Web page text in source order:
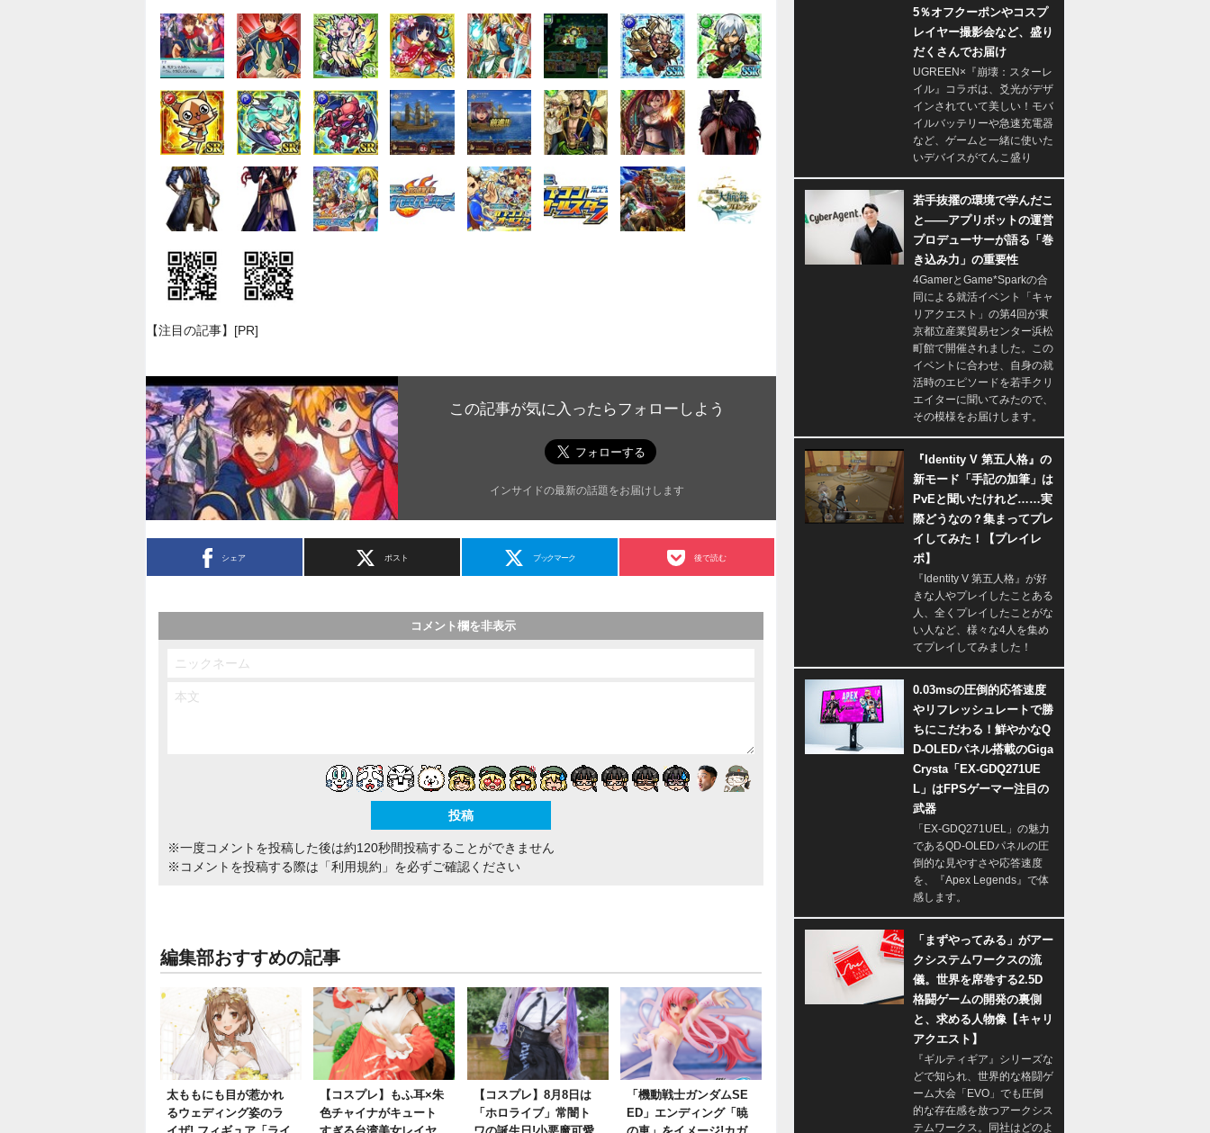
【注目の記事】[PR]
この記事が気に入ったらフォローしよう
インサイドの最新の話題をお届けします
シェア ポスト ブックマーク 後で読む
コメント欄を非表示
※一度コメントを投稿した後は約120秒間投稿することができません
※コメントを投稿する際は 「利用規約」 を必ずご確認ください
編集部おすすめの記事
太ももにも目が惹かれ
るウェディング姿のラ
【コスプレ】もふ耳×朱
色チャイナがキュート
【コスプレ】8月8日は
「ホロライブ」常闇ト
「機動戦士ガンダムSE
ED」エンディング「暁
5％オフクーポンやコスプ
レイヤー撮影会など、盛り
だくさんでお届け
UGREEN×『崩壊：スターレ
イル』コラボは、爻光がデザ
インされていて美しい！モバ
イルバッテリーや急速充電器
など、ゲームと一緒に使いた
いデバイスがてんこ盛り
若手抜擢の環境で学んだこ
と――アプリボットの運営
プロデューサーが語る「巻
き込み力」の重要性
4GamerとGame*Sparkの合
同による就活イベント「キャ
リアクエスト」の第4回が東
京都立産業貿易センター浜松
町館で開催されました。この
イベントに合わせ、自身の就
活時のエピソードを若手クリ
エイターに聞いてみたので、
その模様をお届けします。
『Identity V 第五人格』の
新モード「手記の加筆」は
PvEと聞いたけれど……実
際どうなの？集まってプレ
イしてみた！【プレイレ
ポ】
『Identity V 第五人格』が好
きな人やプレイしたことある
人、全くプレイしたことがな
い人など、様々な4人を集め
てプレイしてみました！
0.03msの圧倒的応答速度
やリフレッシュレートで勝
ちにこだわる！鮮やかなQ
D-OLEDパネル搭載のGiga
Crysta「EX-GDQ271UE
L」はFPSゲーマー注目の
武器
「EX-GDQ271UEL」の魅力
であるQD-OLEDパネルの圧
倒的な見やすさや応答速度
を、『Apex Legends』で体
感します。
「まずやってみる」がアー
クシステムワークスの流
儀。世界を席巻する2.5D
格闘ゲームの開発の裏側
と、求める人物像【キャリ
アクエスト】
『ギルティギア』シリーズな
どで知られ、世界的な格闘ゲ
ーム大会「EVO」でも圧倒
的な存在感を放つアークシス
テムワークス。同社はどのよ